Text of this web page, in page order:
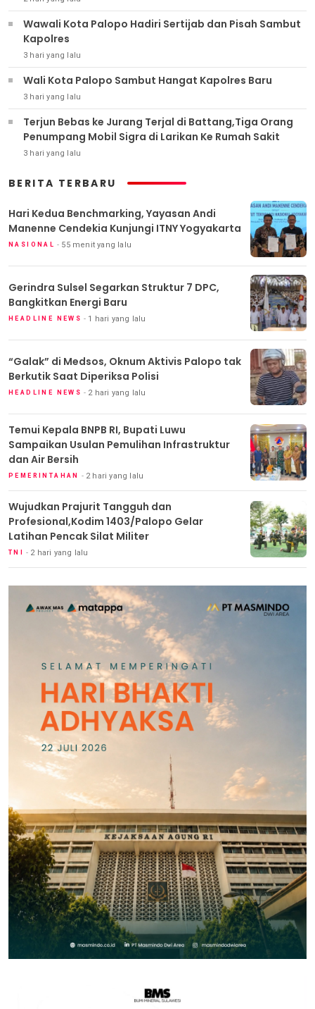
Wawali Kota Palopo Hadiri Sertijab dan Pisah Sambut
Kapolres
3 hari yang lalu
Wali Kota Palopo Sambut Hangat Kapolres Baru
3 hari yang lalu
Terjun Bebas ke Jurang Terjal di Battang,Tiga Orang
Penumpang Mobil Sigra di Larikan Ke Rumah Sakit
3 hari yang lalu
BERITA TERBARU
Hari Kedua Benchmarking, Yayasan Andi
Manenne Cendekia Kunjungi ITNY Yogyakarta
NASIONAL 55 menit yang lalu
Gerindra Sulsel Segarkan Struktur 7 DPC,
Bangkitkan Energi Baru
HEADLINE NEWS 1 hari yang lalu
“Galak” di Medsos, Oknum Aktivis Palopo tak
Berkutik Saat Diperiksa Polisi
HEADLINE NEWS 2 hari yang lalu
Temui Kepala BNPB RI, Bupati Luwu
Sampaikan Usulan Pemulihan Infrastruktur
dan Air Bersih
PEMERINTAHAN 2 hari yang lalu
Wujudkan Prajurit Tangguh dan
Profesional,Kodim 1403/Palopo Gelar
Latihan Pencak Silat Militer
TNI 2 hari yang lalu